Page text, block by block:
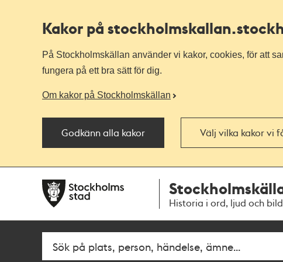
Kakor på stockholmskallan
På Stockholmskällan använder vi kakor, cookies, för att
fungera på ett bra sätt för dig.
Om kakor på Stockholmskällan
Godkänn alla kakor Välj vilka kakor vi
navigationen
huvudinnehållet
Historia i ord, ljud och bild
Fritextsök